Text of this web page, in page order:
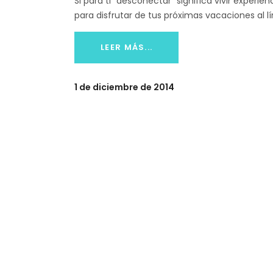
para disfrutar de tus próximas vacaciones al
LEER MÁS...
1 de diciembre de 2014